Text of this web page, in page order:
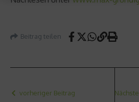
Beitrag teilen
vorheriger Beitrag